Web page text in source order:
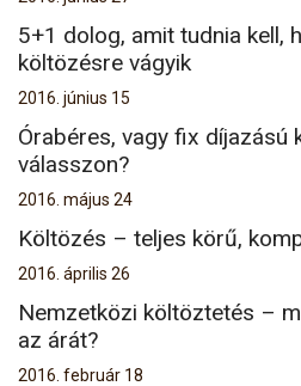
5+1 dolog, amit tudnia kell,
költözésre vágyik
2016. június 15
Órabéres, vagy fix díjazású
válasszon?
2016. május 24
Költözés – teljes körű,
2016. április 26
Nemzetközi költöztetés –
az árát?
2016. február 18